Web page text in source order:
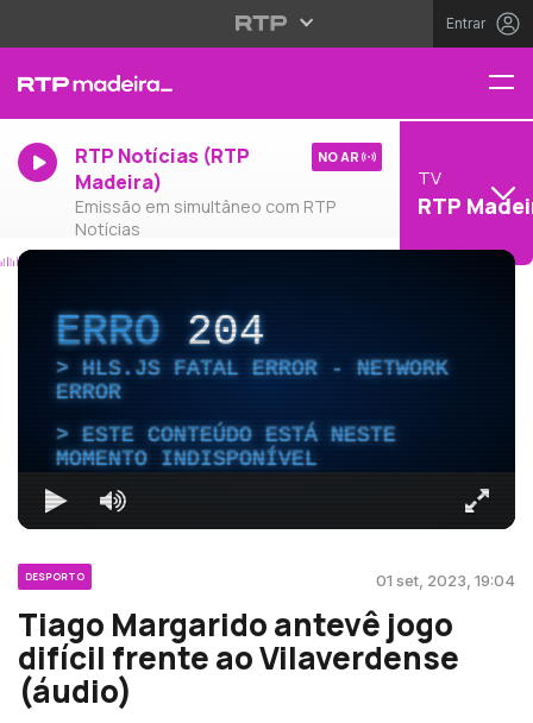
Entrar
RTP Notícias (RTP
Madeira)
Emissão em simultâneo com RTP
Notícias
NO AR
TV
RTP
ERRO204
HLS.JS FATAL ERROR - NETWORK
ERROR
ESTE CONTEÚDO ESTÁ NESTE
MOMENTO INDISPONÍVEL
DESPORTO 01 set, 2023, 19:04
Tiago Margarido antevê jogo
difícil frente ao Vilaverdense
(áudio)